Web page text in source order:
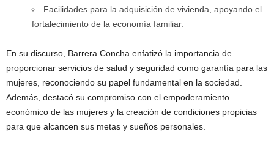
Facilidades para la adquisición de vivienda, apoyando el
fortalecimiento de la economía familiar.
En su discurso, Barrera Concha enfatizó la importancia de
proporcionar servicios de salud y seguridad como garantía para las
mujeres, reconociendo su papel fundamental en la sociedad.
Además, destacó su compromiso con el empoderamiento
económico de las mujeres y la creación de condiciones propicias
para que alcancen sus metas y sueños personales.